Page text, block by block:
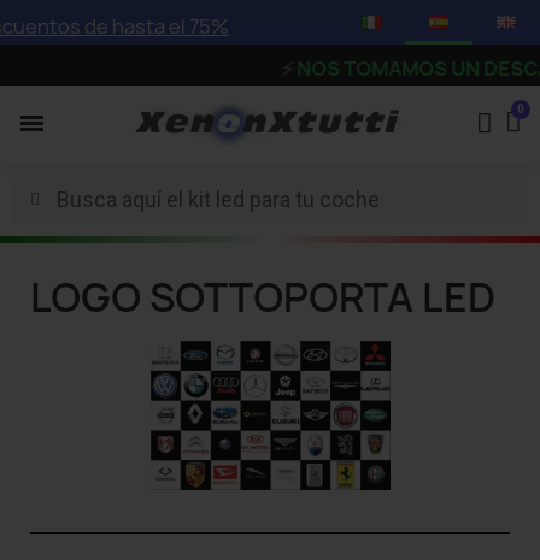
el 75%
NOS TOMAMOS UN DESCANSO -
LOGO SOTTOPORTA LED